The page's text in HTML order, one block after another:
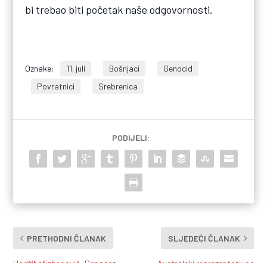
bi trebao biti početak naše odgovornosti.
Oznake: 11. juli Bošnjaci
Genocid
Povratnici
Srebrenica
PODIJELI:
PRETHODNI ČLANAK SLJEDEĆI ČLANAK